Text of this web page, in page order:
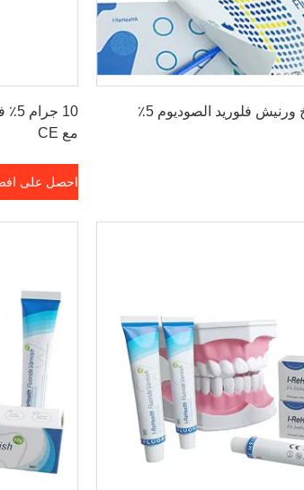
0.5 جرام برائحة البطيخ ورنيش فلوريد الصوديوم 5٪
10
مع CE
احصل على